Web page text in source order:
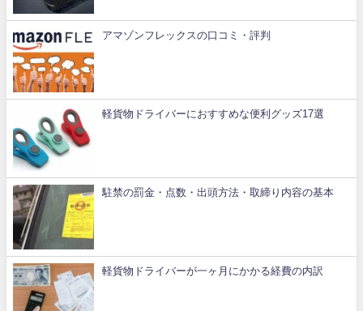
アマゾンフレックスの口コミ・評判
軽貨物ドライバーにおすすめな便利グッズ17選
駐禁の罰金・点数・出頭方法・取締り内容の基本
軽貨物ドライバーが一ヶ月にかかる経費の内訳